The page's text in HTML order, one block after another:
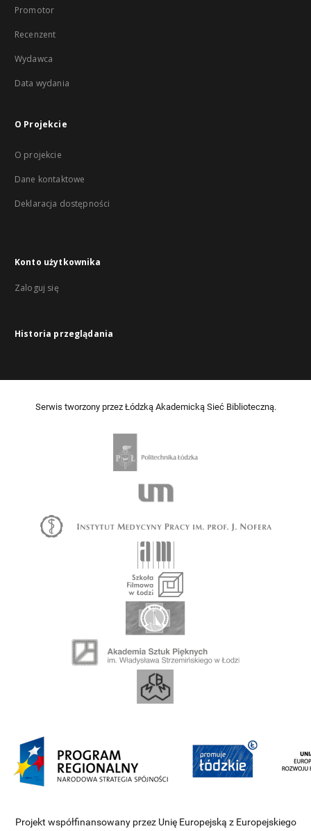
Promotor
Recenzent
Wydawca
Data wydania
O Projekcie
O projekcie
Dane kontaktowe
Deklaracja dostępności
Konto użytkownika
Zaloguj się
Historia przeglądania
Serwis tworzony przez Łódzką Akademicką Sieć Biblioteczną.
Projekt współfinansowany przez Unię Europejską z Europejskiego